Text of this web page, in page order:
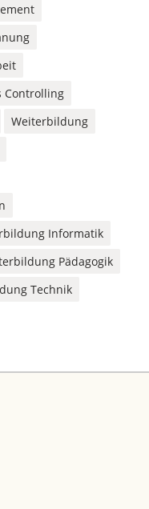
Controlling
Weiterbildung
Informatik
Pädagogik
Technik